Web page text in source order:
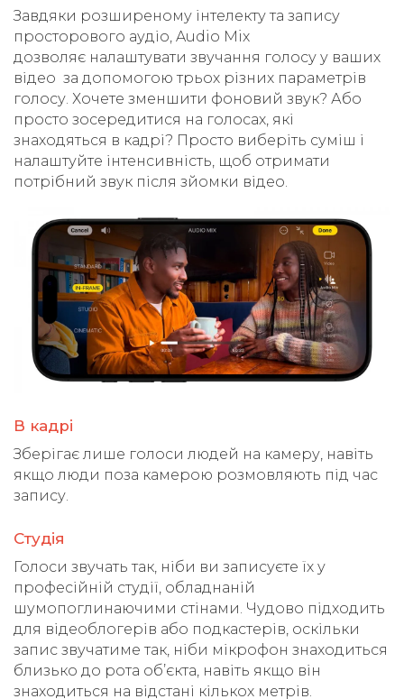
Завдяки розширеному інтелекту та запису
просторового аудіо, Audio Mix
дозволяє налаштувати звучання голосу у ваших
відео за допомогою трьох різних параметрів
голосу. Хочете зменшити фоновий звук? Або
просто зосередитися на голосах, які
знаходяться в кадрі? Просто виберіть суміш і
налаштуйте інтенсивність, щоб отримати
потрібний звук після зйомки відео.
В кадрі
Зберігає лише голоси людей на камеру, навіть
якщо люди поза камерою розмовляють під час
запису.
Студія
Голоси звучать так, ніби ви записуєте їх у
професійній студії, обладнаній
шумопоглинаючими стінами. Чудово підходить
для відеоблогерів або подкастерів, оскільки
запис звучатиме так, ніби мікрофон знаходиться
близько до рота об’єкта, навіть якщо він
знаходиться на відстані кількох метрів.